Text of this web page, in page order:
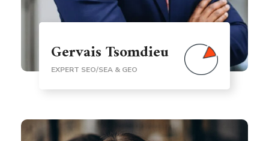
Gervais Tsomdieu
EXPERT SEO/SEA & GEO